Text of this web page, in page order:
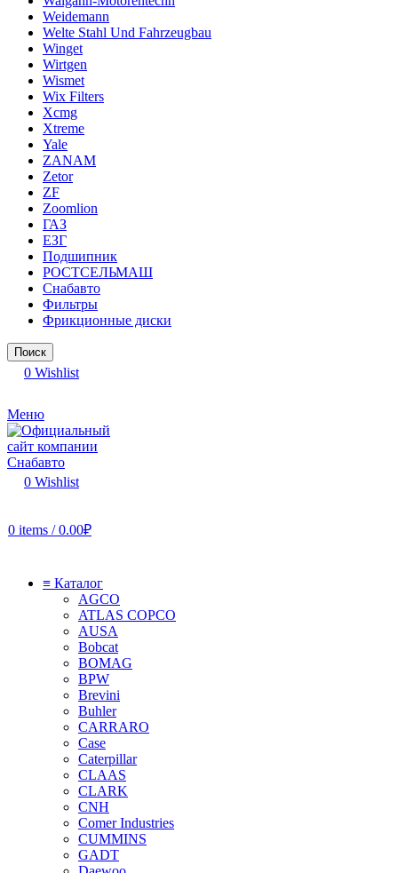
Weidemann
Welte Stahl Und Fahrzeugbau
Winget
Wirtgen
Wismet
Wix Filters
Xcmg
Xtreme
Yale
ZANAM
Zetor
ZF
Zoomlion
ГАЗ
ЕЗГ
Подшипник
РОСТСЕЛЬМАШ
Снабавто
Фильтры
Фрикционные диски
Поиск
0 Wishlist
Меню
0 Wishlist
0 items / 0.00₽
≡ Каталог
AGCO
ATLAS COPCO
AUSA
Bobcat
BOMAG
BPW
Brevini
Buhler
CARRARO
Case
Caterpillar
CLAAS
CLARK
CNH
Comer Industries
CUMMINS
GADT